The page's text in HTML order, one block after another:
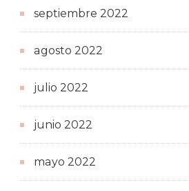
septiembre 2022
agosto 2022
julio 2022
junio 2022
mayo 2022